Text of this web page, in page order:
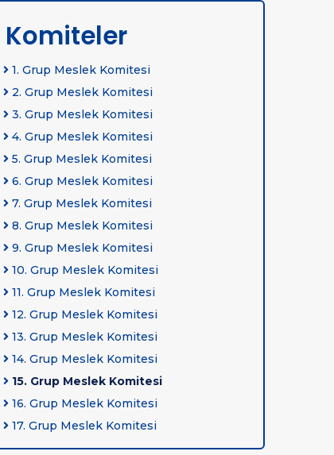
Komiteler
1. Grup Meslek Komitesi
2. Grup Meslek Komitesi
3. Grup Meslek Komitesi
4. Grup Meslek Komitesi
5. Grup Meslek Komitesi
6. Grup Meslek Komitesi
7. Grup Meslek Komitesi
8. Grup Meslek Komitesi
9. Grup Meslek Komitesi
10. Grup Meslek Komitesi
11. Grup Meslek Komitesi
12. Grup Meslek Komitesi
13. Grup Meslek Komitesi
14. Grup Meslek Komitesi
15. Grup Meslek Komitesi
16. Grup Meslek Komitesi
17. Grup Meslek Komitesi